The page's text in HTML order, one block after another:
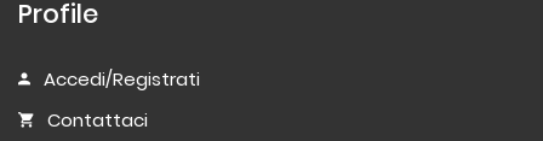
Profile
Accedi/Registrati
Contattaci